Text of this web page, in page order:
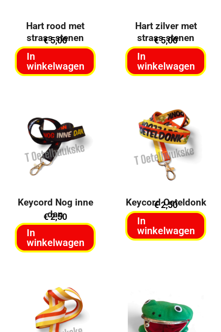
Hart rood met
strass stenen
€5,00
In
winkelwagen
Hart zilver met
strass stenen
€5,00
In
winkelwagen
Keycord Nog inne
dan
€2,50
In
winkelwagen
Keycord Oeteldonk
€2,50
In
winkelwagen